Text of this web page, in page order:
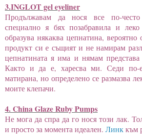
3.INGLOT gel eyeliner
Продължавам да нося все по-
специално я бях позабравила и леко
образува някаква цепнатина,
продукт си е същият и не намирам
цепнатината я има и нямам
Както и да е, харесва ми. Седи по-
матирана, но определено се размазва
моите клепачи.
4. China Glaze Ruby Pumps
Не мога да спра да го нося този лак.
и просто за момента идеален. Линккъм